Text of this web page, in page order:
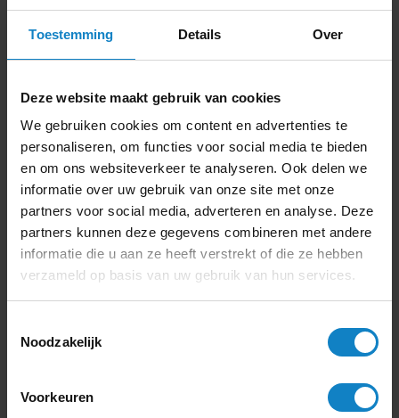
Toestemming Details Over
Deze website maakt gebruik van cookies
We gebruiken cookies om content en advertenties te
personaliseren, om functies voor social media te bieden
en om ons websiteverkeer te analyseren. Ook delen we
informatie over uw gebruik van onze site met onze
partners voor social media, adverteren en analyse. Deze
partners kunnen deze gegevens combineren met andere
informatie die u aan ze heeft verstrekt of die ze hebben
verzameld op basis van uw gebruik van hun services.
Noodzakelijk
Voorkeuren
Zoveel mensen zoveel wensen, er zijn talloze montage
hoogteverstelling. Digibord-shop heeft voor elke
situatie een oplossing en gaan een uitdaging niet uit
de weg. Informeer naar de mogelijkheden om uw
scherm geheel naar wens te monteren.
Ingebouwde OPS PC
bekabeling rechtstreeks in het scherm zit. Dit is een
meer wil. De Windows OPS kan uiteraard volledig via
het scherm bediend worden en zal opstarten wanneer